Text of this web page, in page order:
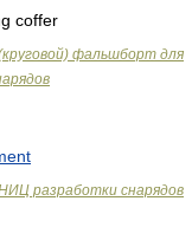
coffer
фальшборт для
разработки снарядов